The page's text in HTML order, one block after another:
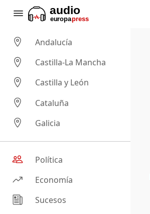
Andalucía
Castilla-La Mancha
Castilla y León
Cataluña
Galicia
Política
Economía
Sucesos